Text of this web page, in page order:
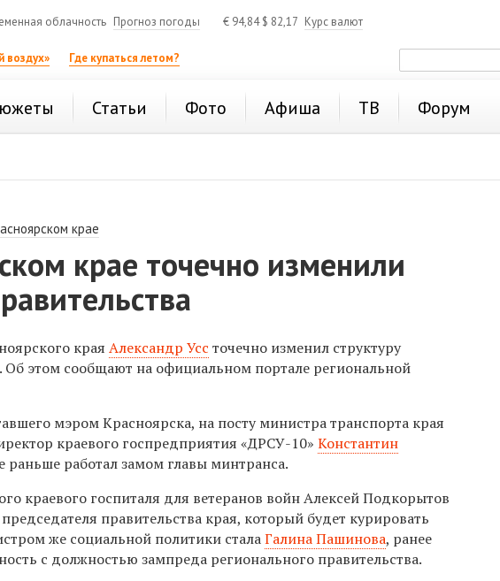
облачность Прогноз погоды € 94,84$ 82,17 Курс валют
воздух» Где купаться летом?
Статьи Фото Афиша ТВ Форум
крае
крае точечно изменили
краяАлександр Усс точечно изменил структуру
Об этом сообщают на официальном портале региональной
мэром Красноярска, на посту министра транспорта края
краевого госпредприятия «ДРСУ-10»Константин
раньше работал замом главы минтранса.
краевого госпиталя для ветеранов войн Алексей Подкорытов
правительства края, который будет курировать
же социальной политики сталаГалина Пашинова, ранее
с должностью зампреда регионального правительства.